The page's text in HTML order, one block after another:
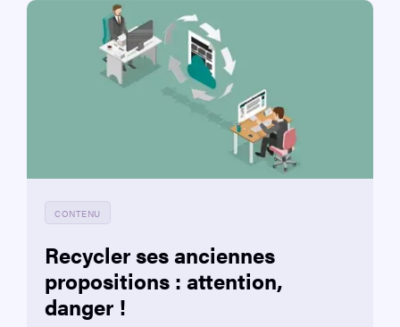
CONTENU
Recycler ses anciennes
propositions : attention,
danger !